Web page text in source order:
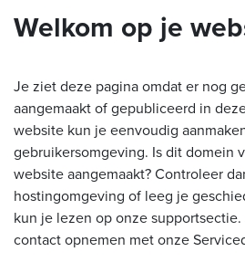
Welkom op je
Je ziet deze pagina omdat er nog
aangemaakt of gepubliceerd in
website kun je eenvoudig
gebruikersomgeving. Is dit domein
website aangemaakt? Controleer
hostingomgeving of leeg je
kun je lezen op onze
contact opnemen met onze